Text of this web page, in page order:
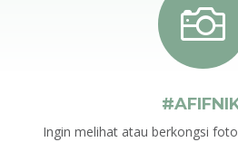

Ingin melihat atau berkongsi